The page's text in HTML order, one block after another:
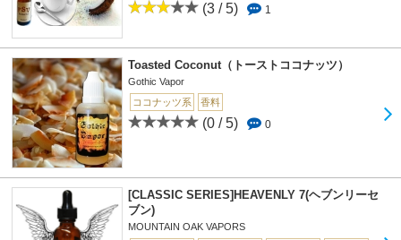
(3 / 5) 1
Toasted Coconut（トーストココナッツ）
Gothic Vapor
ココナッツ系
香料
(0 / 5) 0
[CLASSIC SERIES]HEAVENLY 7(ヘブンリーセ
ブン)
MOUNTAIN OAK VAPORS